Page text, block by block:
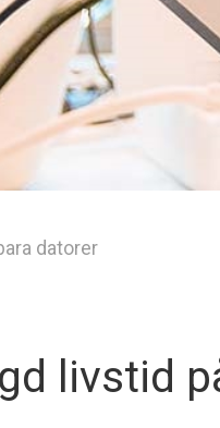
datorer
livstid